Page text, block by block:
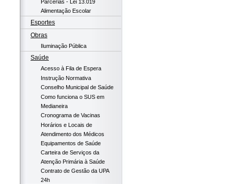
Parcerias - Lei 13.019
Alimentação Escolar
Esportes
Obras
Iluminação Pública
Saúde
Acesso à Fila de Espera
Instrução Normativa
Conselho Municipal de Saúde
Como funciona o SUS em
Medianeira
Cronograma de Vacinas
Horários e Locais de
Atendimento dos Médicos
Equipamentos de Saúde
Carteira de Serviços da
Atenção Primária à Saúde
Contrato de Gestão da UPA
24h